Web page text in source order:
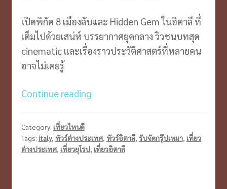
เปิดพิกัด 8 เมืองลับและ Hidden Gem ในอิตาลี ที่
เต็มไปด้วยเสน่ห์ บรรยากาศยุคกลาง วิวชนบทสุด
cinematic และเรื่องราวประวัติศาสตร์ที่หลายคน
อาจไม่เคยรู้
Continue readingItaly
Map
แคว้น
Category: เที่ยวไหนดี
Tags: italy, ทัวร์ต่างประเทศ, ทัวร์อิตาลี, รับจัดกรุ๊ปเหมา, เที่ยว
ต่างประเทศ, เที่ยวยุโรป, เที่ยวอิตาลี